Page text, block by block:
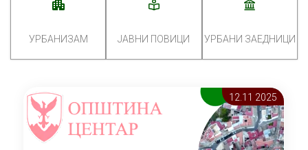
УРБАНИЗАМ ЈАВНИ ПОВИЦИ УРБАНИ ЗАЕДНИЦИ
12.11 2025